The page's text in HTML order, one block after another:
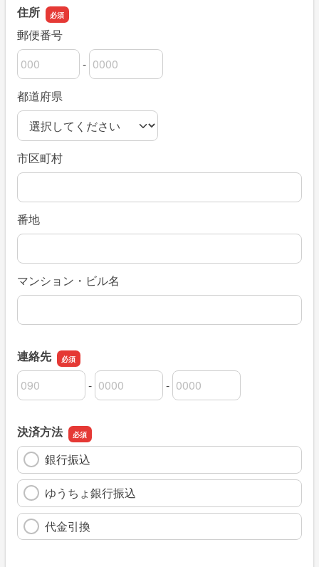
住所
郵便番号
郵便番号の上3桁
-
郵便番号の下4桁
都道府県
市区町村
番地
マンション・ビル名
連絡先
連絡先の市外局番
-
連絡先の市内局番 -
連絡先の加入者番号
決済方法
銀行振込
ゆうちょ銀行振込
代金引換